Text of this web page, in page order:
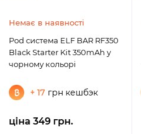
Немає в наявності
Pod система ELF BAR RF350
Black Starter Kit 350mAh у
чорному кольорі
+ 17 грн кешбэк
ціна 349 грн.